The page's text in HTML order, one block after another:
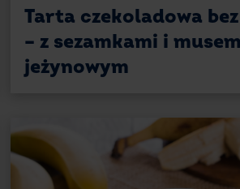
Na bazie
W tym przypadku
swoje ulubione
smakowe. Efekt
Tarta czekoladowa
– z sezamkami i musem
jeżynowym